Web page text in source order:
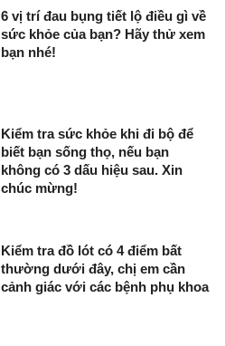
6 vị trí đau bụng tiết lộ điều gì về
sức khỏe của bạn? Hãy thử xem
bạn nhé!
Kiểm tra sức khỏe khi đi bộ để
biết bạn sống thọ, nếu bạn
không có 3 dấu hiệu sau. Xin
chúc mừng!
Kiểm tra đồ lót có 4 điểm bất
thường dưới đây, chị em cần
cảnh giác với các bệnh phụ khoa